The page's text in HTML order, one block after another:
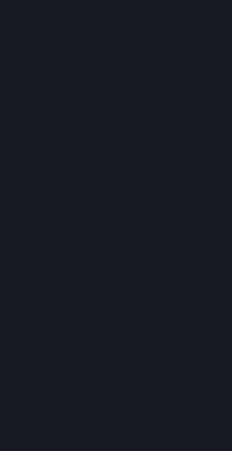
Возврат средств,
Вы можете запросить
средств в течение
средства были
Для определённого
периодический
который взимается
подписка не
периода, вы можете
часов с момента покупки
продления. Контент
текущего платёжного
подписки либо
преимущества или скидки,